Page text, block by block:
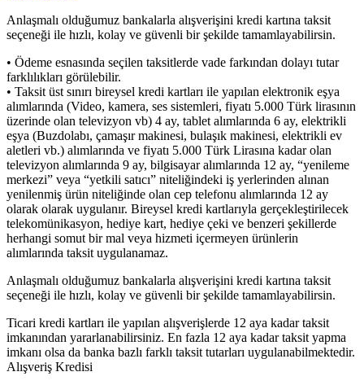
Anlaşmalı olduğumuz bankalarla alışverişini kredi kartına taksit
seçeneği ile hızlı, kolay ve güvenli bir şekilde tamamlayabilirsin.
• Ödeme esnasında seçilen taksitlerde vade farkından dolayı tutar
farklılıkları görülebilir.
• Taksit üst sınırı bireysel kredi kartları ile yapılan elektronik eşya
alımlarında (Video, kamera, ses sistemleri, fiyatı 5.000 Türk lirasının
üzerinde olan televizyon vb) 4 ay, tablet alımlarında 6 ay, elektrikli
eşya (Buzdolabı, çamaşır makinesi, bulaşık makinesi, elektrikli ev
aletleri vb.) alımlarında ve fiyatı 5.000 Türk Lirasına kadar olan
televizyon alımlarında 9 ay, bilgisayar alımlarında 12 ay, “yenileme
merkezi” veya “yetkili satıcı” niteliğindeki iş yerlerinden alınan
yenilenmiş ürün niteliğinde olan cep telefonu alımlarında 12 ay
olarak olarak uygulanır. Bireysel kredi kartlarıyla gerçekleştirilecek
telekomünikasyon, hediye kart, hediye çeki ve benzeri şekillerde
herhangi somut bir mal veya hizmeti içermeyen ürünlerin
alımlarında taksit uygulanamaz.
Anlaşmalı olduğumuz bankalarla alışverişini kredi kartına taksit
seçeneği ile hızlı, kolay ve güvenli bir şekilde tamamlayabilirsin.
Ticari kredi kartları ile yapılan alışverişlerde 12 aya kadar taksit
imkanından yararlanabilirsiniz. En fazla 12 aya kadar taksit yapma
imkanı olsa da banka bazlı farklı taksit tutarları uygulanabilmektedir.
Alışveriş Kredisi